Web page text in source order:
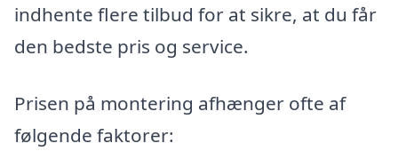
indhente flere tilbud for at sikre, at du får
den bedste pris og service.
Prisen på montering afhænger ofte af
følgende faktorer: